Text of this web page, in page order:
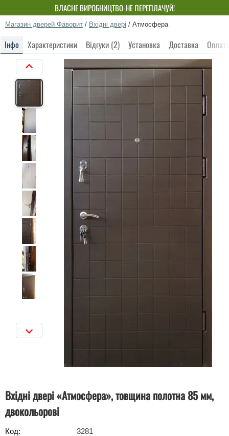
ВЛАСНЕ ВИРОБНИЦТВО-НЕ ПЕРЕПЛАЧУЙ!
Магазин дверей Фаворит / Вхідні двері / Атмосфера
Інфо Характеристики Відгуки (2) Установка Доставка Оплата
Вхідні двері «Атмосфера», товщина полотна 85 мм,
двокольорові
Код:
3281